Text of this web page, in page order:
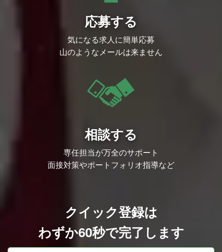
ョンは、新しい技術や手法を積極的に取り
入れながら、クリエイターが気持ちよく働
ける環境を作ることです。
近年、事業の拡大とともに利用するSaaS
の数や活用範囲が広がり、導入・運用・改
善を担う体制の強化が求められています。
そこでこの度、SaaSを中心とした社内IT
仕事の面白さ・魅力
情報システム部は全社のIT戦略を担うチー
システム導入については情報システム部か
ら発信したり、初期段階から大きく関わる
ことができます。
その他にも新規ツールの検討やトライアル
は随時実施しています。
新しい技術やツールには積極的にトライす
ることができ、ボトムアップから業務を変
えていくことができます。
一般的な社内システムエンジニアといえ
ば、「受け身」「調整役」のイメージがあ
るかもしれませんが、当社の情報システム
応募する
気になる求人に簡単応募
山のようなメールは来ません
相談する
専任担当が万全のサポート
面接対策やポートフォリオ指導など
クイック登録は
わずか60秒で完了します